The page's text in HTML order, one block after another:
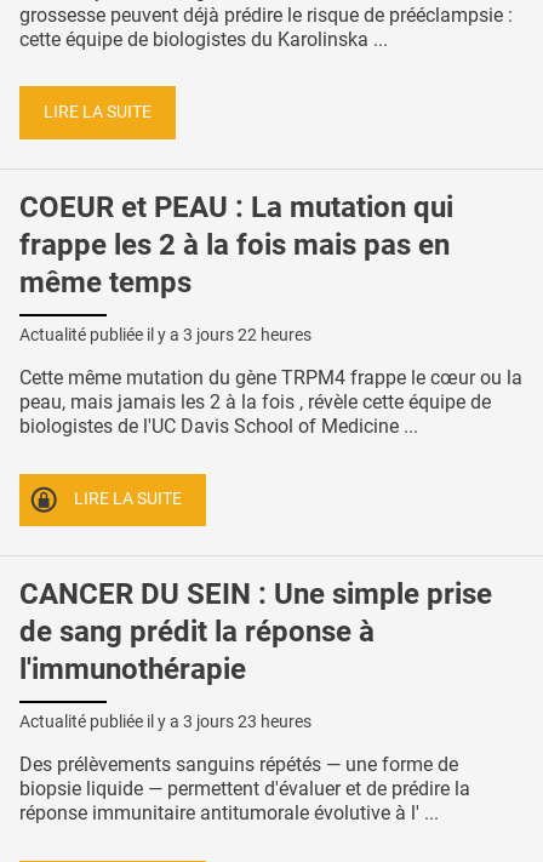
grossesse peuvent déjà prédire le risque de prééclampsie :
cette équipe de biologistes du Karolinska ...
LIRE LA SUITE
COEUR et PEAU : La mutation qui
frappe les 2 à la fois mais pas en
même temps
Actualité publiée il y a 3 jours 22 heures
Cette même mutation du gène TRPM4 frappe le cœur ou la
peau, mais jamais les 2 à la fois , révèle cette équipe de
biologistes de l'UC Davis School of Medicine ...
LIRE LA SUITE
CANCER DU SEIN : Une simple prise
de sang prédit la réponse à
l'immunothérapie
Actualité publiée il y a 3 jours 23 heures
Des prélèvements sanguins répétés — une forme de
biopsie liquide — permettent d'évaluer et de prédire la
réponse immunitaire antitumorale évolutive à l' ...